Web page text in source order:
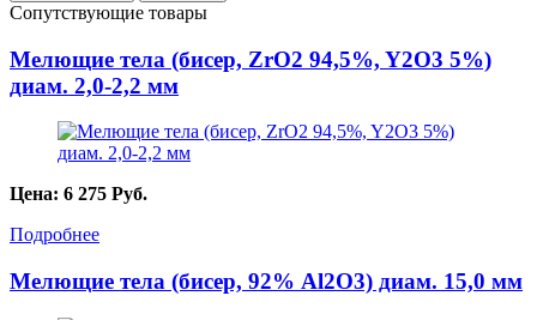
Сопутствующие товары
Мелющие тела (бисер, ZrO2 94,5%, Y2O3 5%)
диам. 2,0-2,2 мм
Цена: 6 275 Руб.
Подробнее
Мелющие тела (бисер, 92% Al2O3) диам. 15,0 мм